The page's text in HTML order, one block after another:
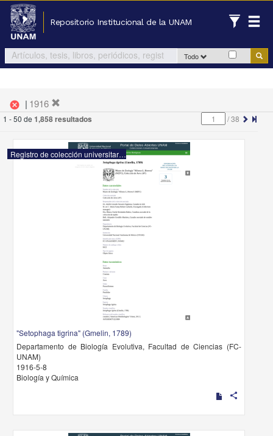
Repositorio Institucional de la UNAM
Todo
cancel | 1916
1 - 50 de 1,858 resultados /38
Registro de colección universitaria
"Setophaga tigrina" (Gmelin, 1789)
Departamento de Biología Evolutiva, Facultad de Ciencias (FC-
UNAM)
1916-5-8
Biología y Química
share